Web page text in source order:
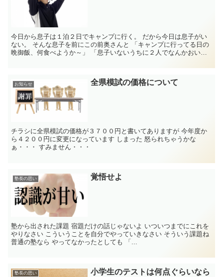
今日から息子は１泊２日でキャンプに行く。 だから今日は息子がい
ない。 そんな息子を前にこの前奥さんと 「キャンプに行ってる日の
晩御飯、何食べようか～」 「息子いないうちに２人でなんかおいし
お知らせ 全県模試の価格について
チラシに全県模試の価格が３７００円と書いてありますが 今年度か
ら４２００円に変更になっています しまった 怒られちゃうかな
ぁ・・・ すみません・・・
塾長の思い 覚悟せよ
塾から出された課題 宿題だけの話じゃないよ いついつまでにこれを
やりなさい こういうことを自分でやっていきなさい そういう課題ね
普通の塾なら やってなかったとしても 「...
塾長の思い 小学生のテストは何点ぐらいなら